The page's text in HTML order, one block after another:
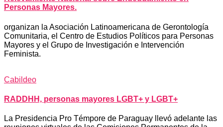
Personas Mayores.
organizan la Asociación Latinoamericana de Gerontología
Comunitaria, el Centro de Estudios Políticos para Personas
Mayores y el Grupo de Investigación e Intervención
Feminista.
Cabildeo
RADDHH, personas mayores LGBT+ y LGBT+
La Presidencia Pro Témpore de Paraguay llevó adelante las